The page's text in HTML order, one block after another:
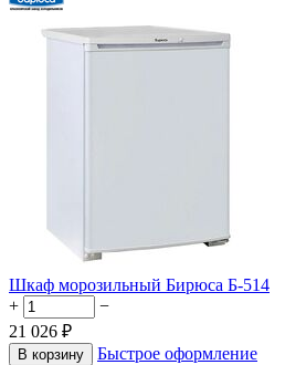
Шкаф морозильный Бирюса Б-514
+
−
21 026 ₽
В корзину
Быстрое оформление